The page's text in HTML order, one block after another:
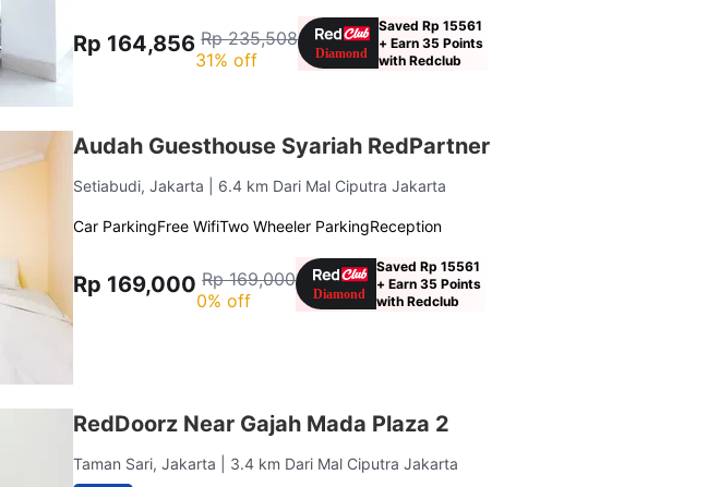
Rp 164,856 Rp 235,508
31% off
Saved Rp 15561
+ Earn 35 Points
with Redclub
Audah Guesthouse Syariah RedPartner
Setiabudi, Jakarta | 6.4 km Dari Mal Ciputra Jakarta
Car ParkingFree WifiTwo Wheeler ParkingReception
Rp 169,000 Rp 169,000
0% off
Saved Rp 15561
+ Earn 35 Points
with Redclub
RedDoorz Near Gajah Mada Plaza 2
Taman Sari, Jakarta | 3.4 km Dari Mal Ciputra Jakarta